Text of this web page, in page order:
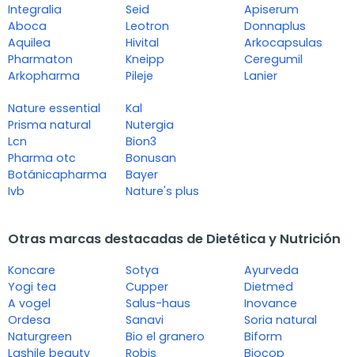
Integralia
Aboca
Aquilea
Pharmaton
Arkopharma
Seid
Leotron
Hivital
Kneipp
Pileje
Apiserum
Donnaplus
Arkocapsulas
Ceregumil
Lanier
Nature essential
Prisma natural
Lcn
Pharma otc
Botánicapharma
Ivb
Kal
Nutergia
Bion3
Bonusan
Bayer
Nature's plus
Otras marcas destacadas de Dietética y Nutrición
Koncare
Yogi tea
A vogel
Ordesa
Naturgreen
Lashile beauty
Sotya
Cupper
Salus-haus
Sanavi
Bio el granero
Robis
Ayurveda
Dietmed
Inovance
Soria natural
Biform
Biocop